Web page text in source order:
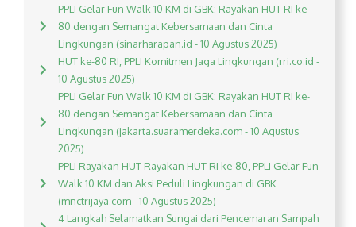
PPLI Gelar Fun Walk 10 KM di GBK: Rayakan HUT RI ke-
80 dengan Semangat Kebersamaan dan Cinta
Lingkungan (sinarharapan.id - 10 Agustus 2025)
HUT ke-80 RI, PPLI Komitmen Jaga Lingkungan (rri.co.id -
10 Agustus 2025)
PPLI Gelar Fun Walk 10 KM di GBK: Rayakan HUT RI ke-
80 dengan Semangat Kebersamaan dan Cinta
Lingkungan (jakarta.suaramerdeka.com - 10 Agustus
2025)
PPLI Rayakan HUT Rayakan HUT RI ke-80, PPLI Gelar Fun
Walk 10 KM dan Aksi Peduli Lingkungan di GBK
(mnctrijaya.com - 10 Agustus 2025)
4 Langkah Selamatkan Sungai dari Pencemaran Sampah